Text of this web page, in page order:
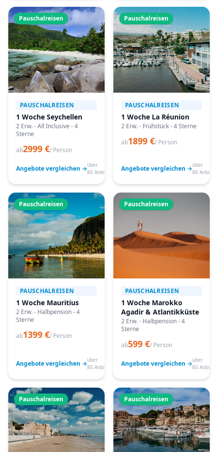
Pauschalreisen
PAUSCHALREISEN
1 Woche Seychellen
2 Erw. - All Inclusive - 4
Sterne
ab2999 €/ Person
Angebote vergleichen →über
80 Anbieter
Pauschalreisen
PAUSCHALREISEN
1 Woche La Réunion
2 Erw. - Frühstück - 4 Sterne
ab1899 €/ Person
Angebote vergleichen →über
80
Pauschalreisen
PAUSCHALREISEN
1 Woche Mauritius
2 Erw. - Halbpension - 4
Sterne
ab1399 €/ Person
Angebote vergleichen →über
80 Anbieter
Pauschalreisen
PAUSCHALREISEN
1 Woche Marokko
Agadir & Atlantikküste
2 Erw. - Halbpension - 4
Sterne
ab599 €/ Person
Angebote vergleichen →über
80
Pauschalreisen Pauschalreisen